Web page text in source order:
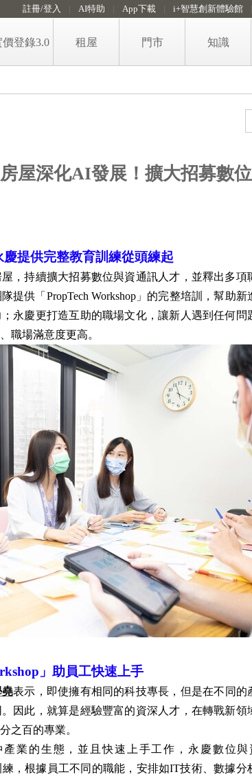
註冊/登入 AI特助 App下載 i+智慧創新體驗館
價登錄3.0 租屋 門市 知識
屋主售屋的
屋深化AI發展！擴大招募數位
提供完整教育訓練從頭練起
，持續擴大招募數位與資通訊人才，並釋出多項
提供「PropTech Workshop」的完整培訓，幫助
永慶更打造互助的職場文化，讓新人遇到任何問
職場滿意度更高。
」助員工快速上手
堯表示，即使擁有相同的科技專長，但是在不同的
因此，就算是經驗豐富的資深人才，在轉戰新領
之百的專業。
業的生態，並且快速上手工作，永慶數位
練，根據員工不同的職能，安排如IT技術、數據